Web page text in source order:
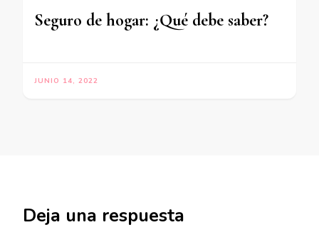
Seguro de hogar: ¿Qué debe saber?
JUNIO 14, 2022
Deja una respuesta